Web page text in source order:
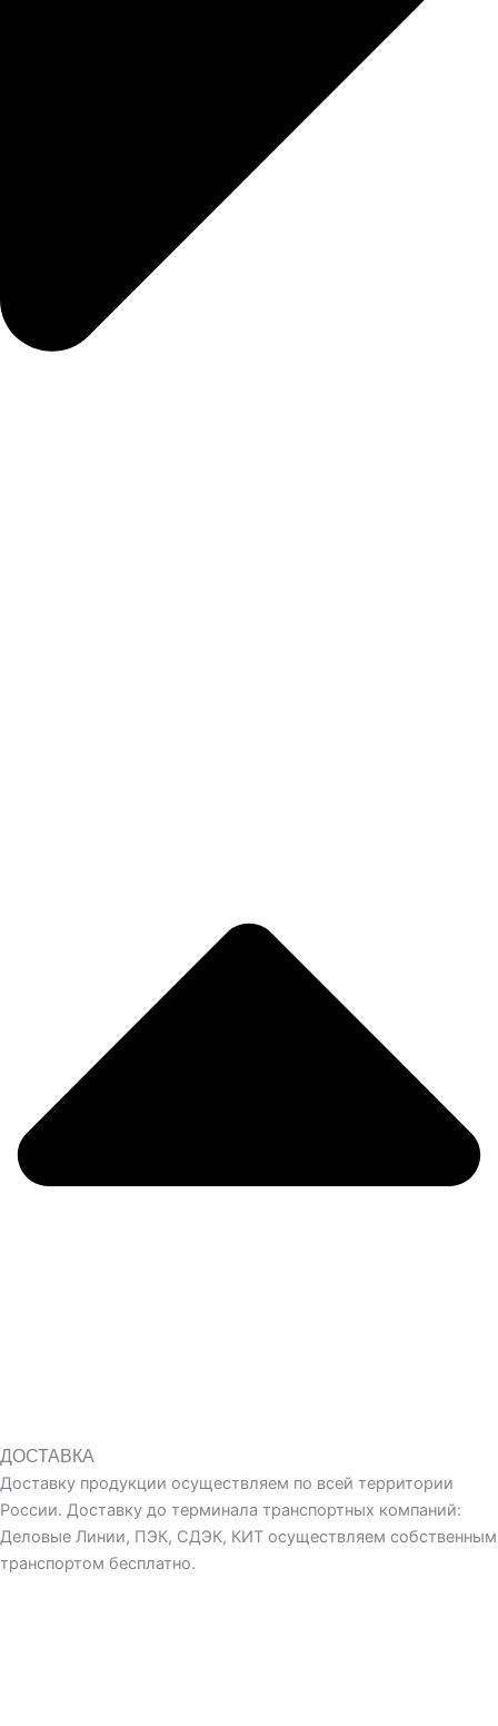
ДОСТАВКА
Доставку продукции осуществляем по всей территории
России. Доставку до терминала транспортных компаний:
Деловые Линии, ПЭК, СДЭК, КИТ осуществляем собственным
транспортом бесплатно.